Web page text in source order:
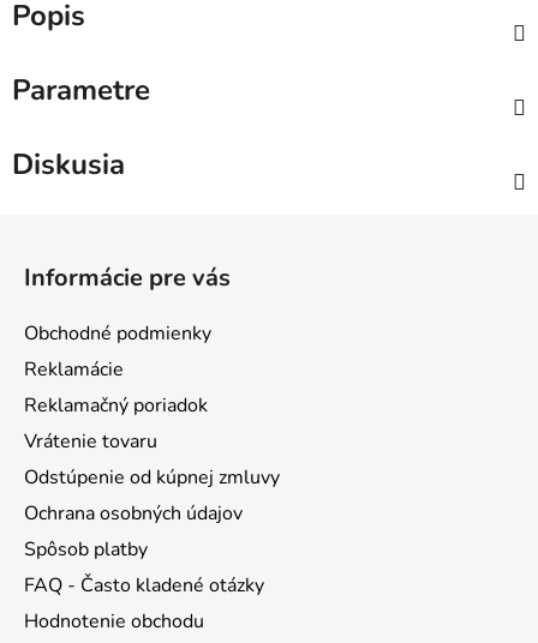
Popis
Parametre
Diskusia
Informácie pre vás
Obchodné podmienky
Reklamácie
Reklamačný poriadok
Vrátenie tovaru
Odstúpenie od kúpnej zmluvy
Ochrana osobných údajov
Spôsob platby
FAQ - Často kladené otázky
Hodnotenie obchodu